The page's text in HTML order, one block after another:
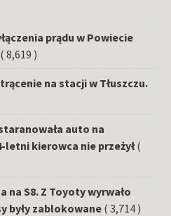
prądu w Powiecie
( 8,619 )
na stacji w Tłuszczu.
auto na
letni kierowca nie przeżył (
na S8. Z Toyoty wyrwało
były zablokowane ( 3,714 )